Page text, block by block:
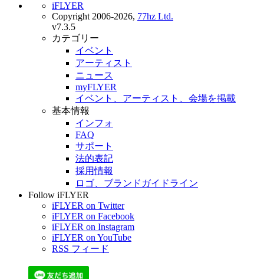
iFLYER
Copyright 2006-2026, 77hz Ltd.
v7.3.5
カテゴリー
イベント
アーティスト
ニュース
myFLYER
イベント、アーティスト、会場を掲載
基本情報
インフォ
FAQ
サポート
法的表記
採用情報
ロゴ、ブランドガイドライン
Follow iFLYER
iFLYER on Twitter
iFLYER on Facebook
iFLYER on Instagram
iFLYER on YouTube
RSS フィード